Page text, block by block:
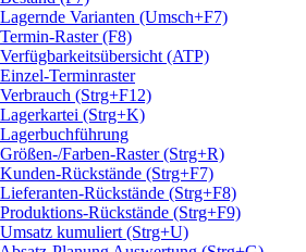
Varianten (Umsch+F7)
Raster (F8)
(ATP)
Terminraster
(Strg+F12)
(Strg+K)
Farben-Raster (Strg+R)
Rückstände (Strg+F7)
Rückstände (Strg+F8)
Rückstände (Strg+F9)
kumuliert (Strg+U)